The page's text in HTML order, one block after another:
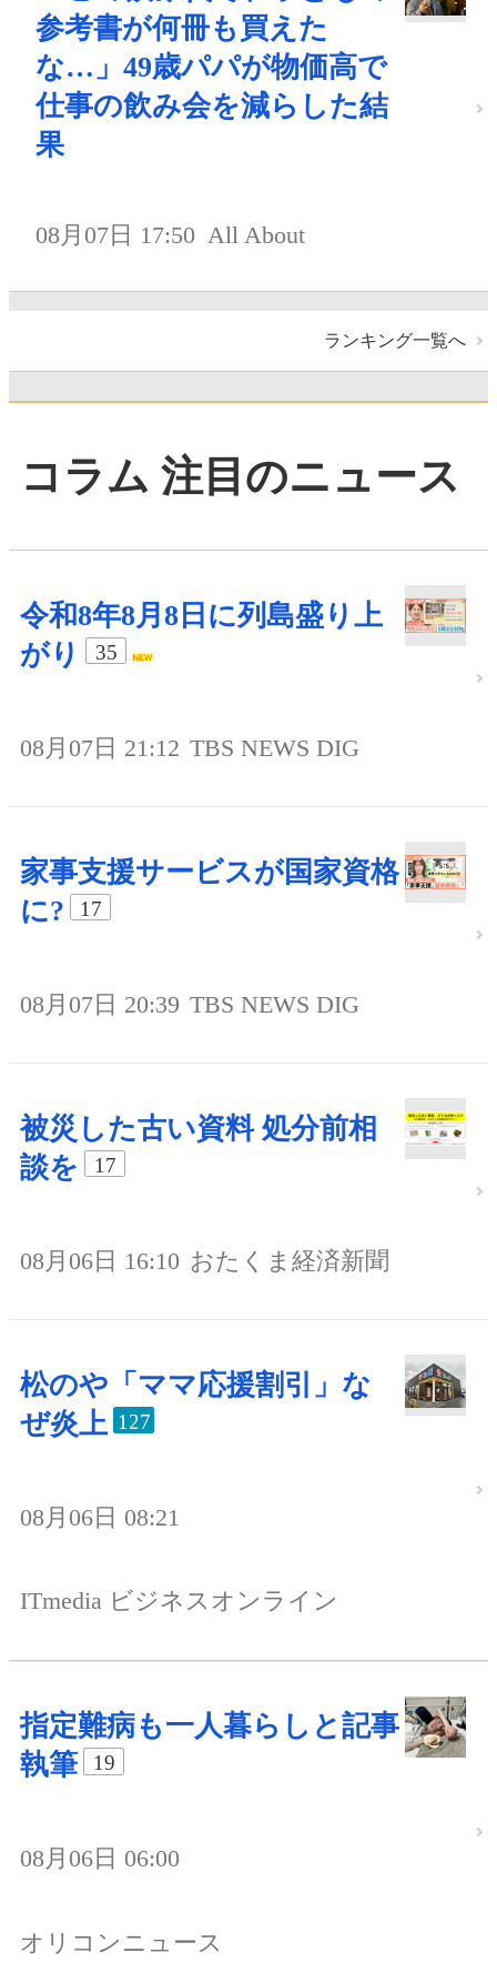
参考書が何冊も買えた
な…」49歳パパが物価高で
仕事の飲み会を減らした結
果
08月07日 17:50 All About
ランキング一覧へ
コラム 注目のニュース
令和8年8月8日に列島盛り上
がり
35
08月07日 21:12 TBS NEWS DIG
家事支援サービスが国家資格
に?
17
08月07日 20:39 TBS NEWS DIG
被災した古い資料 処分前相
談を
17
08月06日 16:10 おたくま経済新聞
松のや「ママ応援割引」な
ぜ炎上 127
08月06日 08:21
ITmedia ビジネスオンライン
指定難病も一人暮らしと記事
執筆
19
08月06日 06:00
オリコンニュース